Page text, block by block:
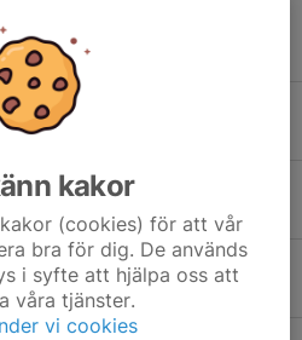
D!
kakor
(cookies) för att vår
bra för dig. De används
i syfte att hjälpa oss att
våra tjänster.
vi cookies